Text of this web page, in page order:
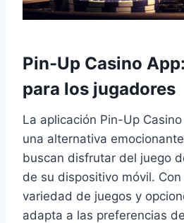
Pin-Up Casino
para los jugadores
La aplicación Pin-Up
una alternativa
buscan disfrutar del juego
de su dispositivo móvil.
variedad de juegos y
adapta a las preferencias